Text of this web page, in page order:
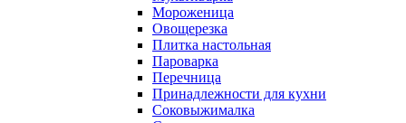
Мороженица
Овощерезка
Плитка настольная
Пароварка
Перечница
Принадлежности для кухни
Соковыжималка